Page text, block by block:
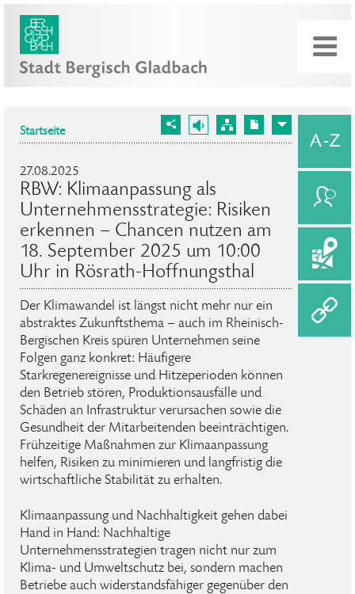
Startseite
27.08.2025
RBW: Klimaanpassung als
Unternehmensstrategie: Risiken
erkennen – Chancen nutzen am
18. September 2025 um 10:00
Uhr in Rösrath-Hoffnungsthal
Der Klimawandel ist längst nicht mehr nur ein
abstraktes Zukunftsthema – auch im Rheinisch-
Bergischen Kreis spüren Unternehmen seine
Folgen ganz konkret: Häufigere
Starkregenereignisse und Hitzeperioden können
den Betrieb stören, Produktionsausfälle und
Schäden an Infrastruktur verursachen sowie die
Gesundheit der Mitarbeitenden beeinträchtigen.
Frühzeitige Maßnahmen zur Klimaanpassung
helfen, Risiken zu minimieren und langfristig die
wirtschaftliche Stabilität zu erhalten.
Klimaanpassung und Nachhaltigkeit gehen dabei
Hand in Hand: Nachhaltige
Unternehmensstrategien tragen nicht nur zum
Klima- und Umweltschutz bei, sondern machen
Betriebe auch widerstandsfähiger gegenüber den